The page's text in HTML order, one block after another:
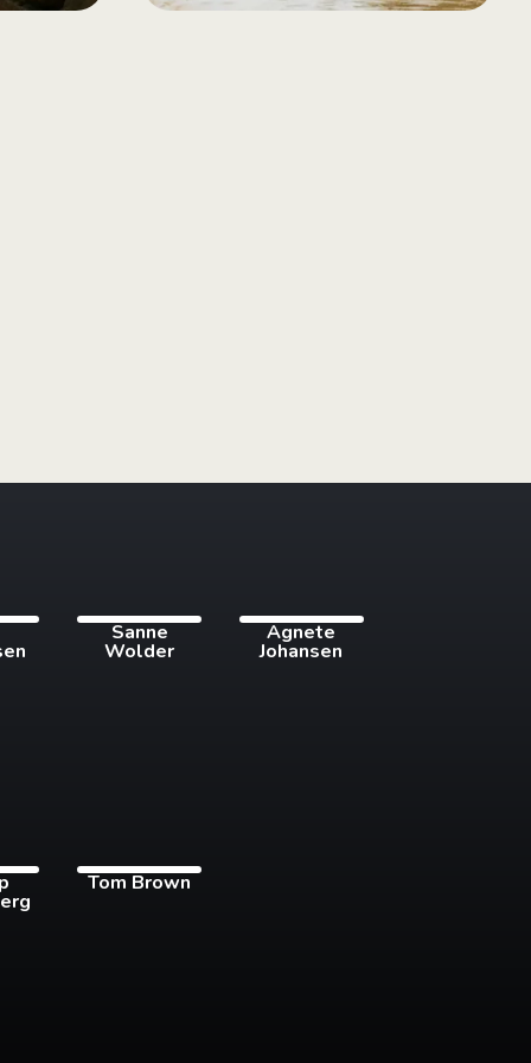
Sanne
Wolder
Agnete
Johansen
Tom Brown